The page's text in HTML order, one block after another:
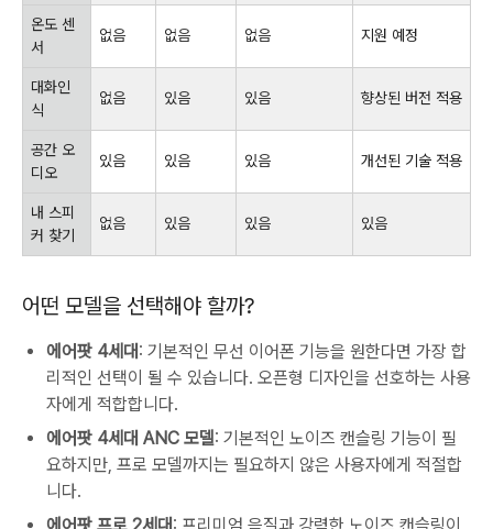
온도 센
서
없음 없음 없음 지원 예정
대화인
식
없음 있음 있음 향상된 버전 적용
공간 오
디오
있음 있음 있음 개선된 기술 적용
내 스피
커 찾기
없음 있음 있음 있음
어떤 모델을 선택해야 할까?
에어팟 4세대 : 기본적인 무선 이어폰 기능을 원한다면 가장 합
리적인 선택이 될 수 있습니다. 오픈형 디자인을 선호하는 사용
자에게 적합합니다.
에어팟 4세대 ANC 모델: 기본적인 노이즈 캔슬링 기능이 필
요하지만, 프로 모델까지는 필요하지 않은 사용자에게 적절합
니다.